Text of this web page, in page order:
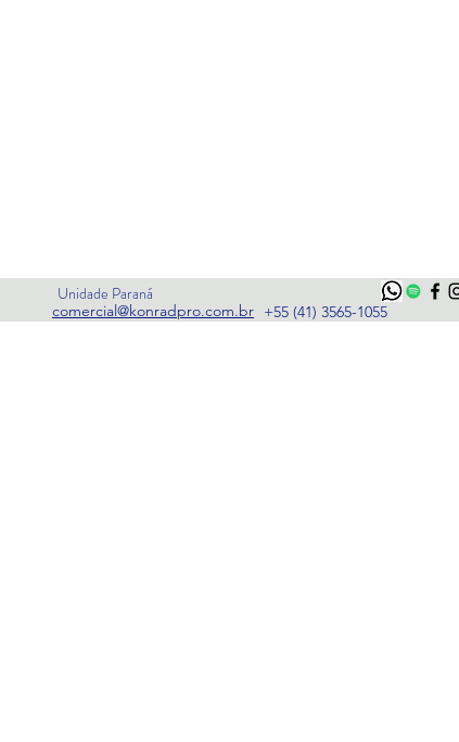
comercial@konradpro.com.br
Unidade Paraná
+55 (41) 3565-1055